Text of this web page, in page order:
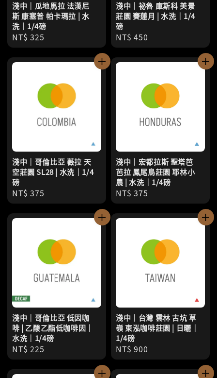
淺中｜瓜地馬拉 法漢尼
斯 康塞普 帕卡瑪拉 | 水
洗｜1/4磅
Regular
price
NT$ 325
淺中｜祕魯 庫斯科 美景
莊園 賽蓮月 | 水洗｜1/4
磅
Regular
price
NT$ 450
淺中｜哥倫比亞 薇拉 天
空莊園 SL28 | 水洗｜1/4
磅
Regular
price
NT$ 375
淺中｜宏都拉斯 聖塔芭
芭拉 鳳尾鳥莊園 耶林小
農 | 水洗｜1/4磅
Regular
price
NT$ 375
淺中｜哥倫比亞 低因咖
啡 | 乙酸乙酯低咖啡因｜
水洗｜1/4磅
Regular
price
NT$ 225
淺中｜台灣 雲林 古坑 草
嶺 東泓咖啡莊園 | 日曬｜
1/4磅
Regular
price
NT$ 900